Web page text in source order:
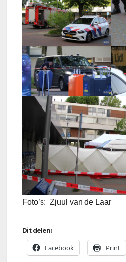
Foto’s: Zjuul van de Laar
Dit delen:
Facebook Print